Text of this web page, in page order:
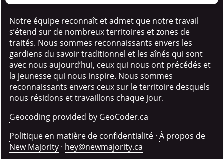
Notre équipe reconnaît et admet que notre travail
s’étend sur de nombreux territoires et zones de
traités. Nous sommes reconnaissants envers les
gardiens du savoir traditionnel et les aînés qui sont
avec nous aujourd’hui, ceux qui nous ont précédés et
la jeunesse qui nous inspire. Nous sommes
reconnaissants envers ceux sur le territoire desquels
nous résidons et travaillons chaque jour.
Geocoding provided by GeoCoder.ca
Politique en matière de confidentialité · À propos de
New Majority · hey@newmajority.ca